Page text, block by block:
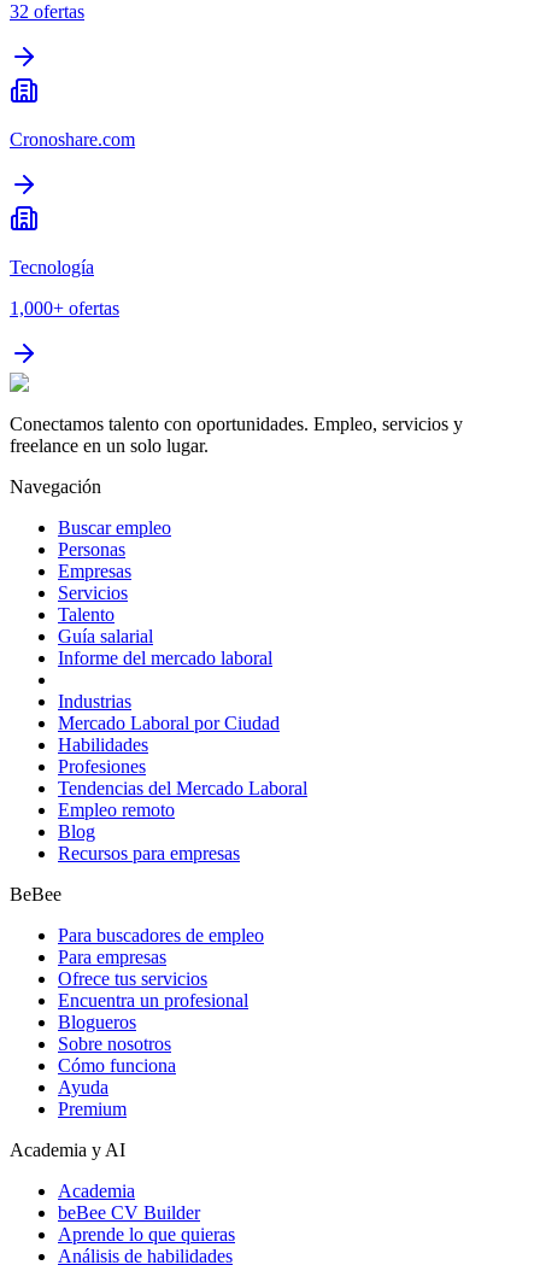
32 ofertas
Cronoshare.com
Tecnología
1,000+ ofertas
Conectamos talento con oportunidades. Empleo, servicios y
freelance en un solo lugar.
Navegación
Buscar empleo
Personas
Empresas
Servicios
Talento
Guía salarial
Informe del mercado laboral
Industrias
Mercado Laboral por Ciudad
Habilidades
Profesiones
Tendencias del Mercado Laboral
Empleo remoto
Blog
Recursos para empresas
BeBee
Para buscadores de empleo
Para empresas
Ofrece tus servicios
Encuentra un profesional
Blogueros
Sobre nosotros
Cómo funciona
Ayuda
Premium
Academia y AI
Academia
beBee CV Builder
Aprende lo que quieras
Análisis de habilidades